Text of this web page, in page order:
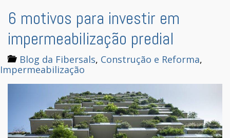
6 motivos para investir em
impermeabilização predial
Blog da Fibersals, Construção e Reforma,
Impermeabilização